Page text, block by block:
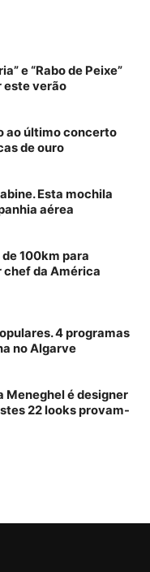
e “Rabo de Peixe”
este verão
ao último concerto
de ouro
Esta mochila
aérea
100km para
da América
4 programas
no Algarve
Meneghel é designer
22 looks provam-